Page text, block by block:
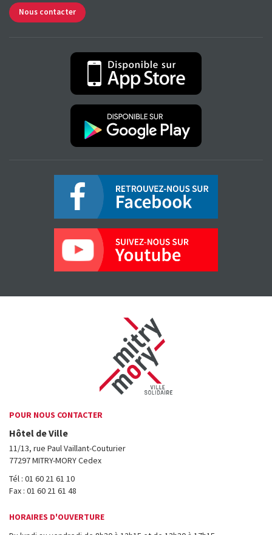
Nous contacter
POUR NOUS CONTACTER
Hôtel de Ville
11/13, rue Paul Vaillant-Couturier
77297 MITRY-MORY Cedex
Tél : 01 60 21 61 10
Fax : 01 60 21 61 48
HORAIRES D'OUVERTURE